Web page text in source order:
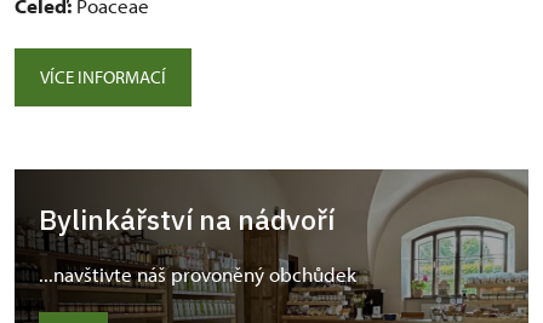
Čeleď: Poaceae
VÍCE INFORMACÍ
Bylinkářství na nádvoří
...navštivte náš provoněný obchůdek